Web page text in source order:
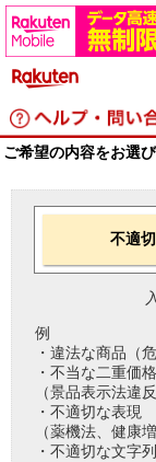
ご希望の内容をお選
不適
例
・違法な商品（
・不当な二重価
（景品表示法違反
・不適切な表現
（薬機法、健康
・不適切な文字